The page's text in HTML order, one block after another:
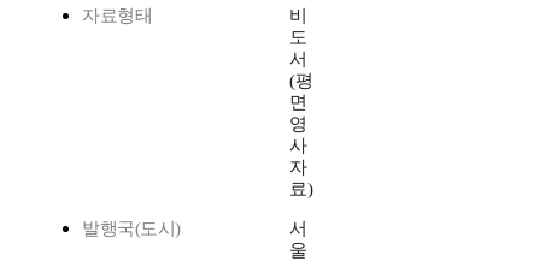
자료형태
비
도
서
(평
면
영
사
자
료)
발행국(도시)
서
울